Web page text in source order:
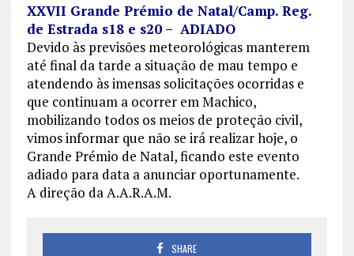
XXVII Grande Prémio de Natal/Camp. Reg.
de Estrada s18 e s20 – ADIADO
Devido às previsões meteorológicas manterem
até final da tarde a situação de mau tempo e
atendendo às imensas solicitações ocorridas e
que continuam a ocorrer em Machico,
mobilizando todos os meios de proteção civil,
vimos informar que não se irá realizar hoje, o
Grande Prémio de Natal, ficando este evento
adiado para data a anunciar oportunamente.
A direção da A.A.R.A.M.
SHARE